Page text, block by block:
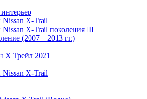
Nissan X-Trail
Nissan X-Trail поколения III
(2007—2013 гг.)
Х Трейл 2021
Nissan X-Trail